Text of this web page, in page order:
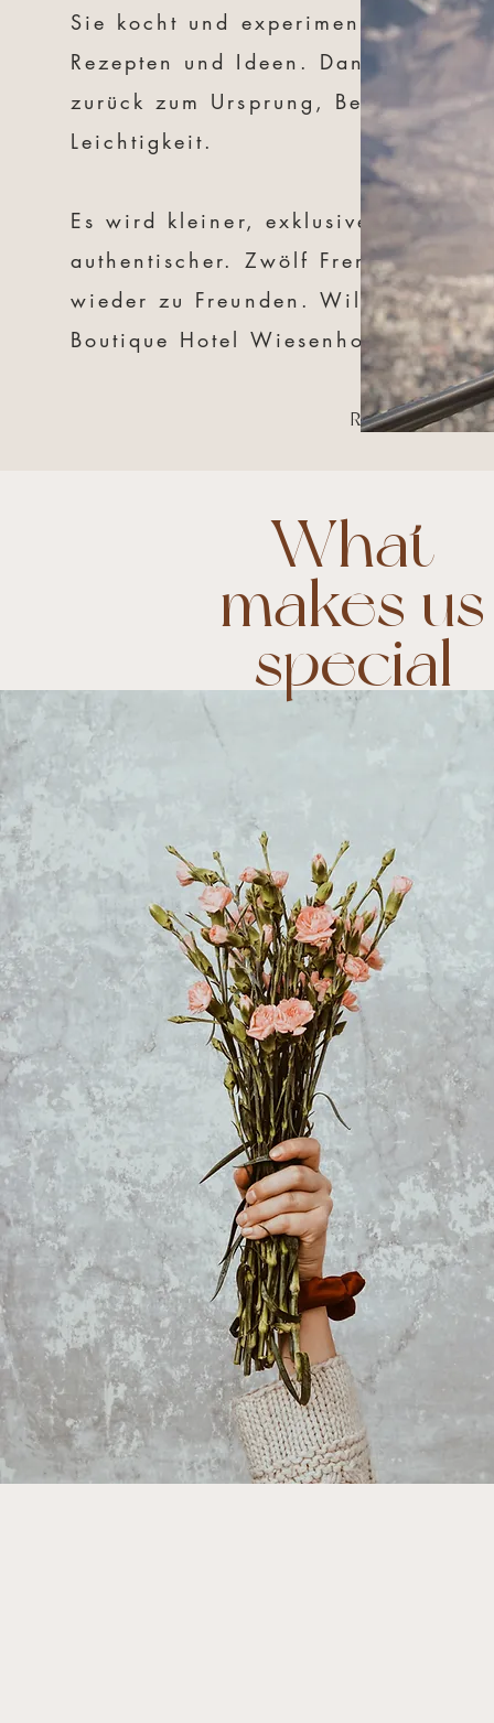
Sie kocht und experimentiert, an
Rezepten und Ideen. Dann wieder
zurück zum Ursprung, Besinnung
Leichtigkeit.
Es wird kleiner, exklusiver,
authentischer. Zwölf Fremde
wieder zu Freunden. Willkommen
Boutique Hotel Wiesenhof.
Read More
What
makes us
special